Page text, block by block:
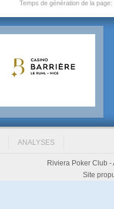
Temps de génération de la
ANALYSES
Riviera Poker Club
Site